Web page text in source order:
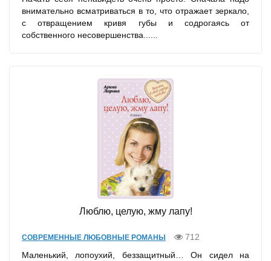
внимательно всматриваться в то, что отражает зеркало,
с отвращением кривя губы и содрогаясь от
собственного несовершенства......
Люблю, целую, жму лапу!
СОВРЕМЕННЫЕ ЛЮБОВНЫЕ РОМАНЫ
712
Маленький, лопоухий, беззащитный… Он сидел на